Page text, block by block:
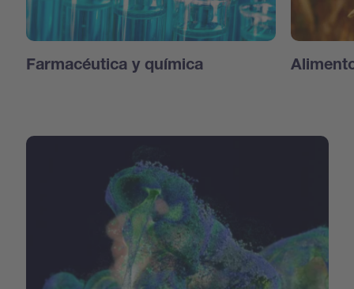
Farmacéutica y química